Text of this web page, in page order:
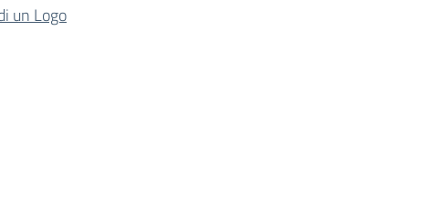
un Logo